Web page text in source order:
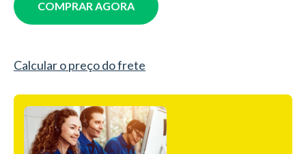
COMPRAR AGORA
Calcular o preço do frete